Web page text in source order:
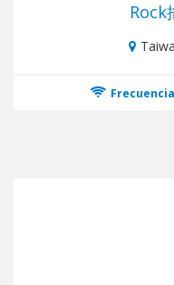
Rock